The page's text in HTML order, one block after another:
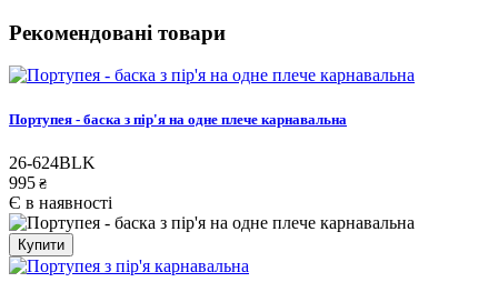
Рекомендовані товари
Портупея - баска з пір'я на одне плече карнавальна
26-624BLK
995 ₴
Є в наявності
Купити